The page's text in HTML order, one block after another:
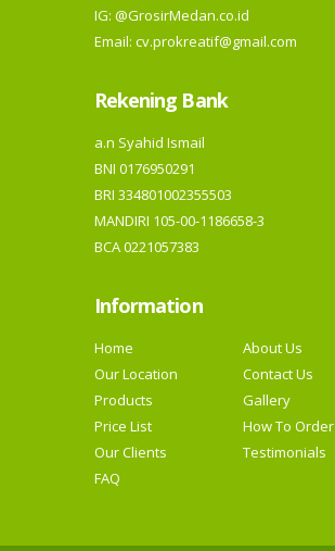
IG: @GrosirMedan.co.id
Email: cv.prokreatif@gmail.com
Rekening Bank
a.n Syahid Ismail
BNI 0176950291
BRI 334801002355503
MANDIRI 105-00-1186658-3
BCA 0221057383
Information
Home
About Us
Our Location
Contact Us
Products
Gallery
Price List
How To Order
Our Clients
Testimonials
FAQ